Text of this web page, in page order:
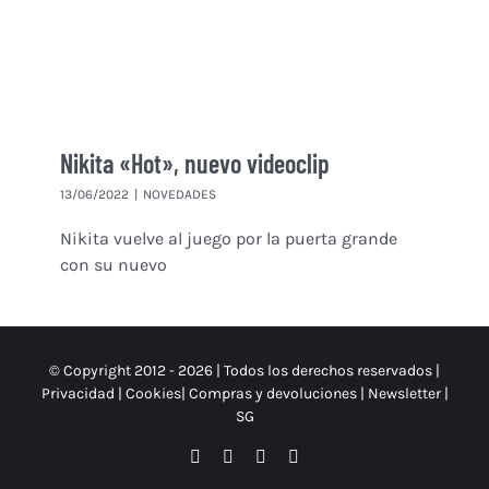
Nikita «Hot», nuevo videoclip
13/06/2022 | NOVEDADES
Nikita vuelve al juego por la puerta grande
con su nuevo
© Copyright 2012 -2026 | Todos los derechos reservados |
Privacidad | Cookies| Compras y devoluciones| Newsletter |
SG
FacebookInstagram